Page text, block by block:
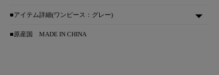
■アイテム詳細(ワンピース：グレー)
■原産国 MADE IN CHINA